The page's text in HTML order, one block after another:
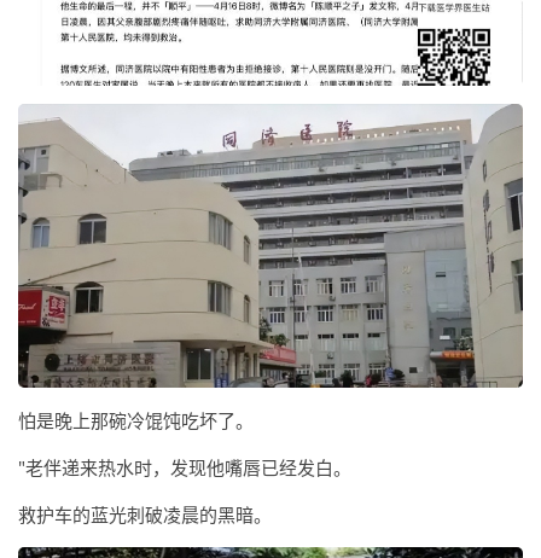
怕是晚上那碗冷馄饨吃坏了。
"老伴递来热水时，发现他嘴唇已经发白。
救护车的蓝光刺破凌晨的黑暗。